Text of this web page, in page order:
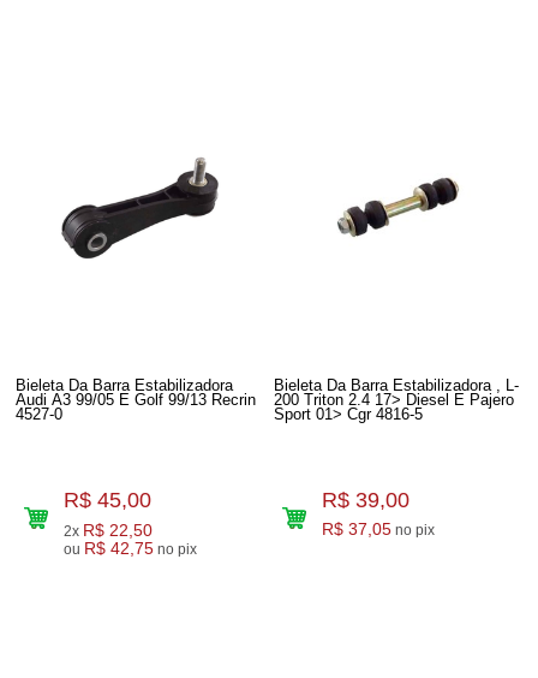
Bieleta Da Barra Estabilizadora
Audi A3 99/05 E Golf 99/13 Recrin
4527-0
R$ 45,00
2x R$ 22,50
ou R$ 42,75 no pix
Bieleta Da Barra Estabilizadora , L-
200 Triton 2.4 17> Diesel E Pajero
Sport 01> Cgr 4816-5
R$ 39,00
R$ 37,05 no pix